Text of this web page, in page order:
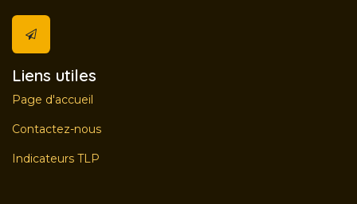
Liens utiles
Page d'accueil
Contactez-nous
Indicateurs TLP